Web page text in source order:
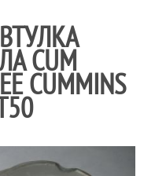
CUM
CUMMINS